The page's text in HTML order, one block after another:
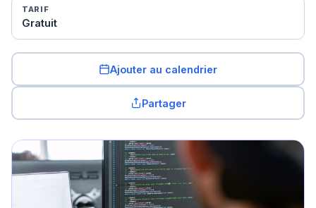
TARIF
Gratuit
Ajouter au calendrier
Partager